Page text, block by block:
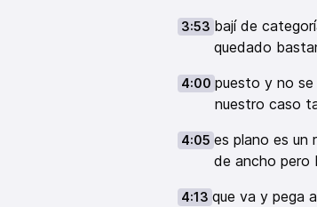
3:53 bají de
quedado
4:00 puesto y no se
nuestro caso
4:05 es plano es un
de ancho pero
4:13 que va y pega